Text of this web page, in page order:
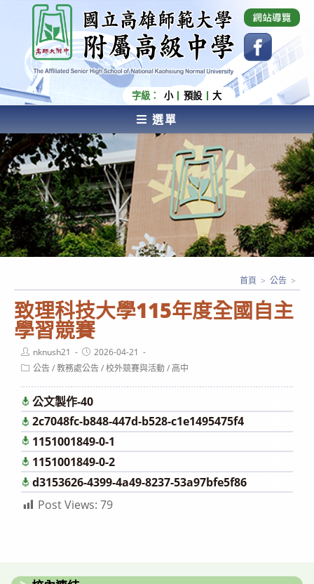
內
容
國立高雄師範大學附屬高級中學 Affiliated Senior
High School of National Kaohsiung Normal
University
字級： 小 預設 大
選單
AFFILIATED SENIOR HIGH SCHOOL OF NATIONAL
KAOHSIUNG NORMAL UNIVERSITY
致理科技大學115年度全國自主
學習競賽
首頁 > 公告 >
Post
author:
nknush21
Post
published:
2026-04-21
Post公告/教務處公告/校外競賽與活動/高中
公文製作-40
2c7048fc-b848-447d-b528-c1e1495475f4
1151001849-0-1
1151001849-0-2
d3153626-4399-4a49-8237-53a97bfe5f86
Post Views: 79